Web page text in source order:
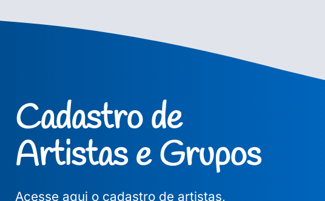
Cadastro de
Artistas e Grupos
Acesse aqui o cadastro de artistas,